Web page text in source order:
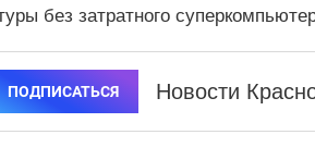
без затратного
ПОДПИСАТЬСЯ Новости